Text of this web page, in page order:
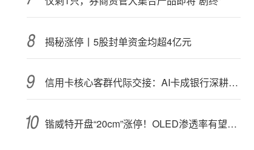
揭秘涨停丨5股封单资金均超4亿元
信用卡核心客群代际交接：AI卡成银行深耕“新世代”首块试验田
锴威特开盘“20cm”涨停！OLED渗透率有望攀升，高成长潜力股揭秘